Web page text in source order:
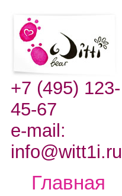
+7 (495) 123-
45-67
e-mail:
info@witt1i.ru
Главная